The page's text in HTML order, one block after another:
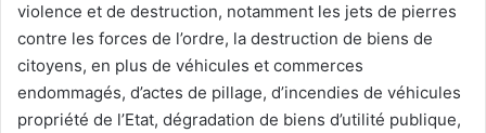
violence et de destruction, notamment les jets de pierres
contre les forces de l’ordre, la destruction de biens de
citoyens, en plus de véhicules et commerces
endommagés, d’actes de pillage, d’incendies de véhicules
propriété de l’Etat, dégradation de biens d’utilité publique,